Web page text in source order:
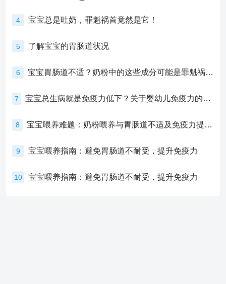
4 宝宝总是吐奶，罪魁祸首竟然是它！
5 了解宝宝的胃肠道状况
6 宝宝胃肠道不适？奶粉中的这些成分可能是罪魁祸首！
7 宝宝总生病就是免疫力低下？关于婴幼儿免疫力的真相，家长必须了解！
8 宝宝喂养难题：奶粉喂养与胃肠道不适及免疫力提升的奥秘
9 宝宝喂养指南：避免胃肠道不耐受，提升免疫力
10 宝宝喂养指南：避免胃肠道不耐受，提升免疫力